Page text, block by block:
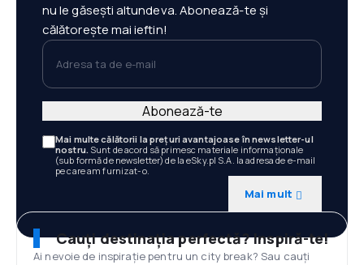
nu le găsești altundeva. Abonează-te și
călătorește mai ieftin!
Adresa ta de e-mail
Mai multe călătorii la prețuri avantajoase în newsletter-ul
nostru. Sunt de acord să primesc materiale informaționale
(sub formă de newsletter) de la eSky.pl S.A. la adresa de e-mail
pe care am furnizat-o.
Mai mult
Abonează-te
Cauți destinația perfectă? Inspiră-te!
Ai nevoie de inspirație pentru un city break? Sau cauți